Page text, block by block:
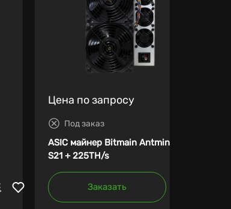
Цена по запросу
Под заказ
ASIC майнер Bitmain Antminer
S21 + 225TH/s
Заказать